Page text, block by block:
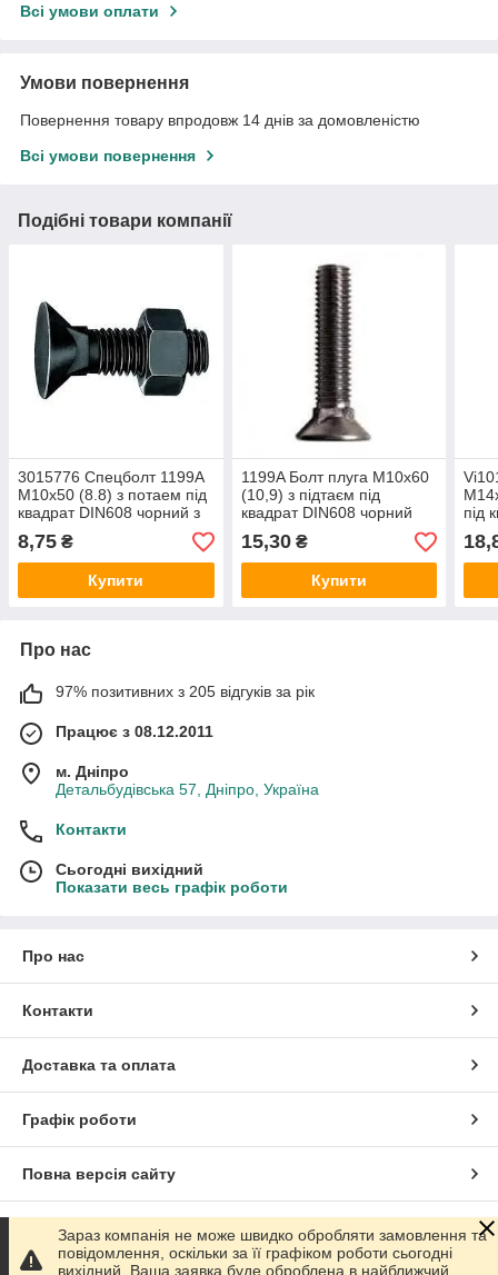
Всі умови оплати
Умови повернення
Повернення товару впродовж 14 днів за домовленістю
Всі умови повернення
Подібні товари компанії
3015776 Спецболт 1199A
М10х50 (8.8) з потаем під
квадрат DIN608 чорний з
гайкою Lemken
8,75 ₴
Купити
1199A Болт плуга М10х60
(10,9) з підтаєм під
квадрат DIN608 чорний
без гайки
15,30₴
Купити
під
Про нас
97% позитивних з 205 відгуків за рік
Працює з 08.12.2011
м. Дніпро
Детальбудівська 57, Дніпро, Україна
Контакти
Сьогодні вихідний
Показати весь графік роботи
Про нас
Контакти
Доставка та оплата
Графік роботи
Повна версія сайту
Сайт створено на маркетплейсіProm.ua
Зараз компанія не може швидко обробляти замовлення та
повідомлення, оскільки за її графіком роботи сьогодні
вихідний. Ваша заявка буде оброблена в найближчий